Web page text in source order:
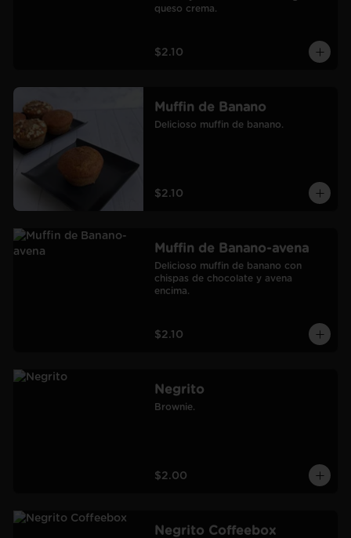
queso crema.
$2.10
Muffin de Banano
Delicioso muffin de banano.
$2.10
Muffin de Banano-avena
Delicioso muffin de banano con
chispas de chocolate y avena
encima.
$2.10
Negrito
Brownie.
$2.00
Negrito Coffeebox